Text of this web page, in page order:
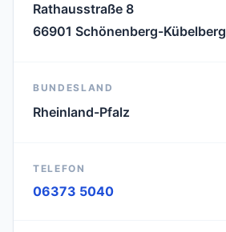
Rathausstraße 8
66901 Schönenberg-Kübelberg
BUNDESLAND
Rheinland-Pfalz
TELEFON
06373 5040